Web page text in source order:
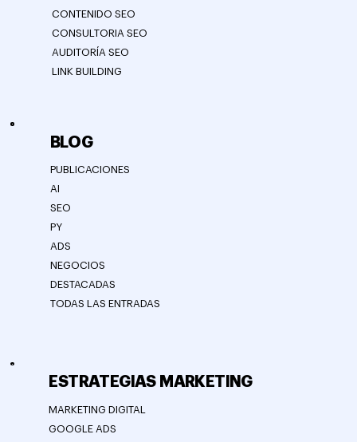
CONTENIDO SEO
CONSULTORIA SEO
AUDITORÍA SEO
LINK BUILDING
ESTRATEGIAS MARKETING
MARKETING DIGITAL
GOOGLE ADS
BLOG
PUBLICACIONES
AI
SEO
PY
ADS
NEGOCIOS
DESTACADAS
TODAS LAS ENTRADAS